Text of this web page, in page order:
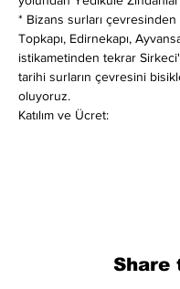
* Bizans surları
Topkapı, Edirnekapı,
istikametinden tekrar
tarihi surların çevresini
oluyoruz.
Katılım ve Ücret:
Share